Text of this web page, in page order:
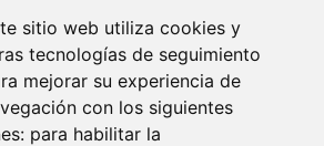
sitio web utiliza cookies y
tecnologías de seguimiento
mejorar su experiencia de
con los siguientes
para habilitar la